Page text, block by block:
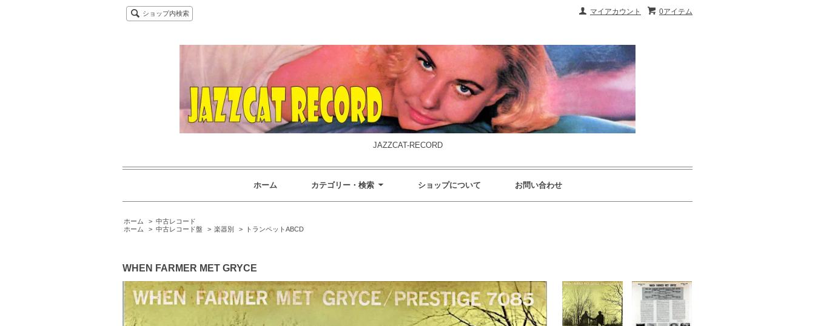
0アイテム
マイアカウント
ショップ内検索
JAZZCAT-RECORD
ホーム カテゴリー・検索 ショップについて お問い合わせ
ホーム > 中古レコード
ホーム
> 中古レコード盤 > 楽器別 > トランペットABCD
WHEN FARMER MET GRYCE